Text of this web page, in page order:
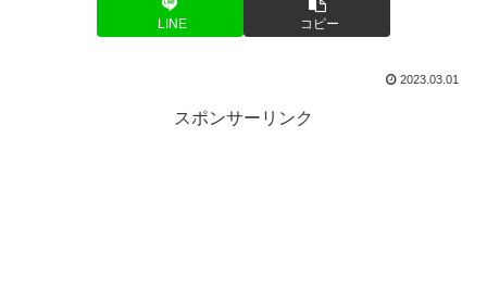
LINE コピー
2023.03.01
スポンサーリンク